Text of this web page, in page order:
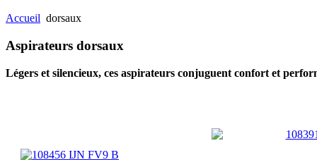
Accueil dorsaux
Aspirateurs dorsaux
Légers et silencieux, ces aspirateurs conjuguent confort et